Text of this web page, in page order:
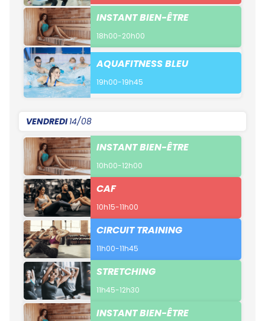
INSTANT BIEN-ÊTRE
18h00-20h00
AQUAFITNESS BLEU
19h00-19h45
VENDREDI14/08
INSTANT BIEN-ÊTRE
10h00-12h00
CAF
10h15-11h00
CIRCUIT TRAINING
11h00-11h45
STRETCHING
11h45-12h30
INSTANT BIEN-ÊTRE